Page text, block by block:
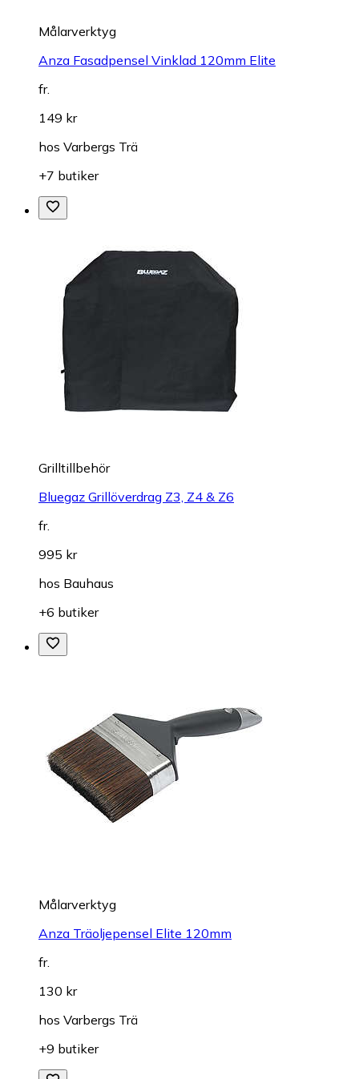
Målarverktyg
Anza Fasadpensel Vinklad 120mm Elite
fr.
149 kr
hos Varbergs Trä
+7 butiker
Grilltillbehör
Bluegaz Grillöverdrag Z3, Z4 & Z6
fr.
995 kr
hos Bauhaus
+6 butiker
Målarverktyg
Anza Träoljepensel Elite 120mm
fr.
130 kr
hos Varbergs Trä
+9 butiker